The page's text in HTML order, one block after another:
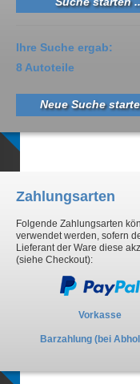
Ihre Suche ergab:
8 Autoteile
Neue Suche
Zahlungsarten
Folgende Zahlungsarten
verwendet werden, sofern
Lieferant der Ware diese
(siehe Checkout):
Vorkasse
Barzahlung (bei